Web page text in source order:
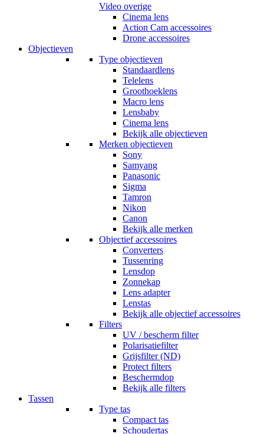
Video overige
Cinema lens
Action Cam accessoires
Drone accessoires
Objectieven
Type objectieven
Standaardlens
Telelens
Groothoeklens
Macro lens
Lensbaby
Cinema lens
Bekijk alle objectieven
Merken objectieven
Sony
Samyang
Panasonic
Sigma
Tamron
Nikon
Canon
Bekijk alle merken
Objectief accessoires
Converters
Tussenring
Lensdop
Zonnekap
Lens adapter
Lenstas
Bekijk alle objectief accessoires
Filters
UV / bescherm filter
Polarisatiefilter
Grijsfilter (ND)
Protect filters
Beschermdop
Bekijk alle filters
Tassen
Type tas
Compact tas
Schoudertas